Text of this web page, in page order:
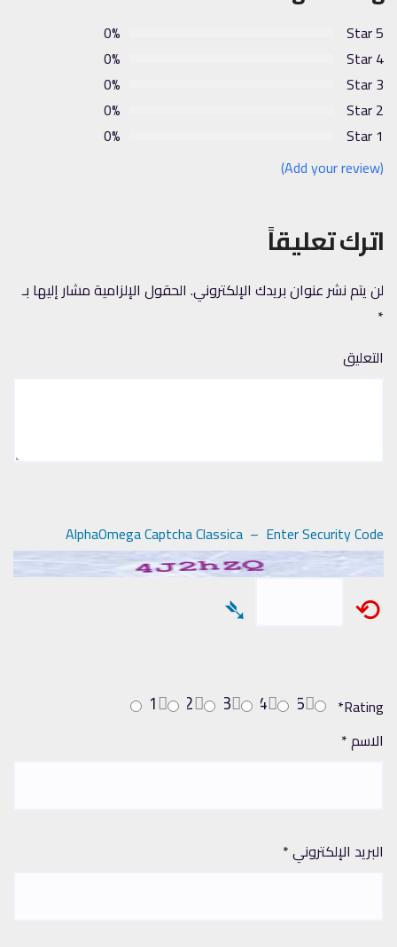
5 Star
0%
4 Star
0%
3 Star
0%
2 Star
0%
1 Star
0%
(Add your review)
اترك تعليقاً
لن يتم نشر عنوان بريدك الإلكتروني. الحقول الإلزامية مشار إليها بـ
*
التعليق
AlphaOmega Captcha Classica – Enter Security Code
⟲
➴
Rating
*
5
4
3
2
1
الاسم*
البريد الإلكتروني*